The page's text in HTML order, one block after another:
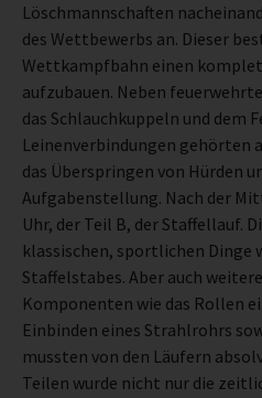
Löschmannschaften
des Wettbewerbs an. Dieser
Wettkampfbahn einen
aufzubauen. Neben
das Schlauchkuppeln und dem
Leinenverbindungen gehörten
das Überspringen von Hürden
Aufgabenstellung. Nach der
Uhr, der Teil B, der Staffellauf.
klassischen, sportlichen Dinge
Staffelstabes. Aber auch
Komponenten wie das Rollen
Einbinden eines Strahlrohrs
mussten von den Läufern
Teilen wurde nicht nur die